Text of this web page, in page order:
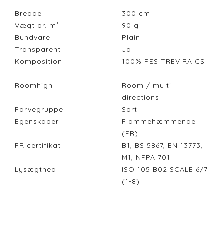
Bredde 300 cm
Vægt pr. m²
90 g
Bundvare
Plain
Transparent
Ja
Komposition
100% PES TREVIRA CS
Roomhigh
Room / multi
directions
Farvegruppe
Sort
Egenskaber
Flammehæmmende
(FR)
FR certifikat
B1, BS 5867, EN 13773,
M1, NFPA 701
Lysægthed
ISO 105 B02 SCALE 6/7
(1-8)